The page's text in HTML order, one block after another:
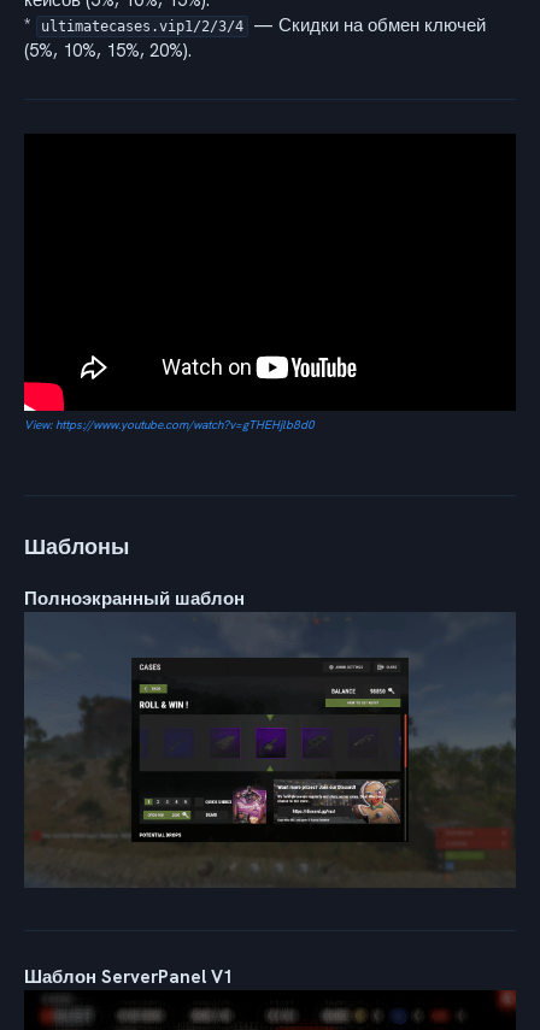
*
ultimatecases.vip1/2/3/4
— Скидки на обмен ключей
(5%, 10%, 15%, 20%).
View: https://www.youtube.com/watch?v=gTHEHjlb8d0
Шаблоны
Полноэкранный шаблон
Шаблон ServerPanel V1